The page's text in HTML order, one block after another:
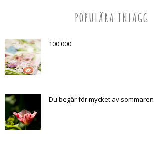
POPULÄRA INLÄGG
100 000
Du begär för mycket av sommaren